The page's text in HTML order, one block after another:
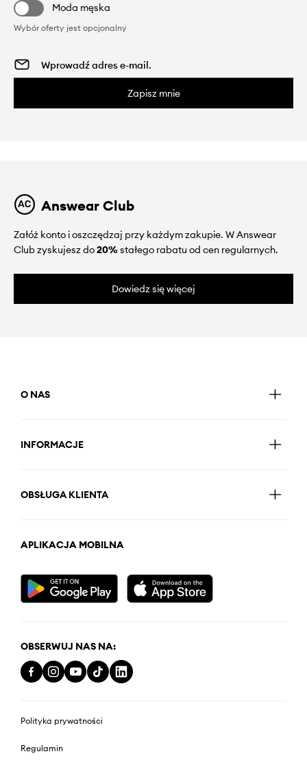
Moda męska
Wybór oferty jest opcjonalny
Zapisz mnie
Answear Club
Załóż konto i oszczędzaj przy każdym zakupie. W Answear
Club zyskujesz do20%stałego rabatu od cen regularnych.
Dowiedz się więcej
O NAS
INFORMACJE
OBSŁUGA KLIENTA
APLIKACJA MOBILNA
OBSERWUJ NAS NA:
Polityka prywatności
Regulamin